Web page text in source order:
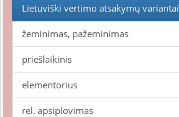
Lietuviški vertimo atsakymų variantai
žeminimas, pažeminimas
priešlaikinis
elementorius
rel. apsiplovimas